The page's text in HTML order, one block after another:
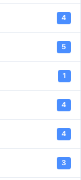
4
5
1
4
4
3